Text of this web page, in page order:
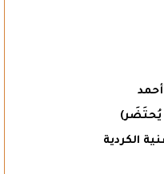
يُحتَضَر)
الكردية